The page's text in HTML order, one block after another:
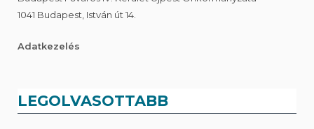
1041 Budapest, István út 14.
Adatkezelés
LEGOLVASOTTABB